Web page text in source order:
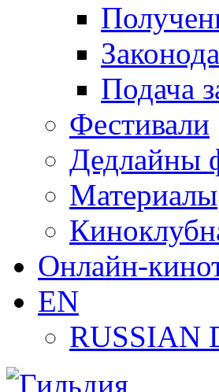
Подача
Фестивали
Дедлайны
Материалы
Онлайн-
EN
RUSSIAN